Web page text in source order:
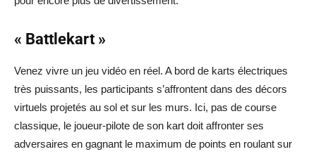
« Battlekart »
Venez vivre un jeu vidéo en réel. A bord de karts électriques
très puissants, les participants s’affrontent dans des décors
virtuels projetés au sol et sur les murs. Ici, pas de course
classique, le joueur-pilote de son kart doit affronter ses
adversaires en gagnant le maximum de points en roulant sur